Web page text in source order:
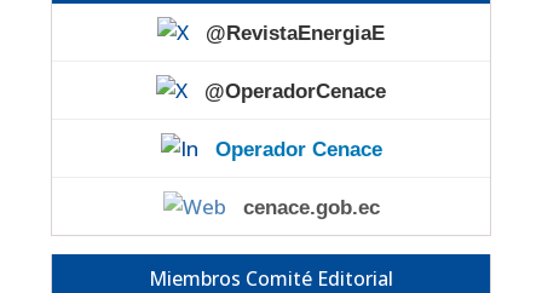
@RevistaEnergiaE
@OperadorCenace
Operador Cenace
cenace.gob.ec
Miembros Comité Editorial